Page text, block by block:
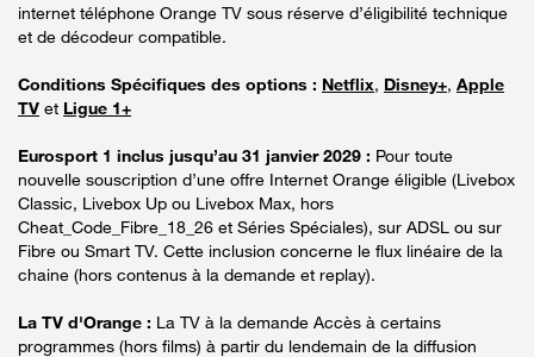
internet téléphone Orange TV sous réserve d’éligibilité technique
et de décodeur compatible.
Conditions Spécifiques des options : Netflix, Disney+, Apple
TV et Ligue 1+
Eurosport 1 inclus jusqu’au 31 janvier 2029 : Pour toute
nouvelle souscription d’une offre Internet Orange éligible (Livebox
Classic, Livebox Up ou Livebox Max, hors
Cheat_Code_Fibre_18_26 et Séries Spéciales), sur ADSL ou sur
Fibre ou Smart TV. Cette inclusion concerne le flux linéaire de la
chaine (hors contenus à la demande et replay).
La TV d'Orange : La TV à la demande Accès à certains
programmes (hors films) à partir du lendemain de la diffusion